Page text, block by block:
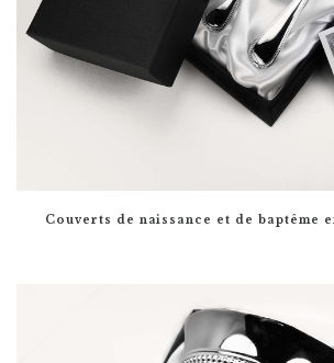
Couverts de naissance et de baptême